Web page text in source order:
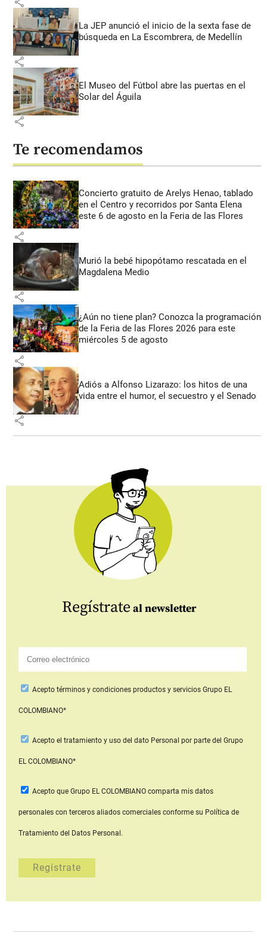
La JEP anunció el inicio de la sexta fase de
búsqueda en La Escombrera, de Medellín
share
El Museo del Fútbol abre las puertas en el
Solar del Águila
share
Te recomendamos
Concierto gratuito de Arelys Henao, tablado
en el Centro y recorridos por Santa Elena
este 6 de agosto en la Feria de las Flores
share
Murió la bebé hipopótamo rescatada en el
Magdalena Medio
share
¿Aún no tiene plan? Conozca la programación
de la Feria de las Flores 2026 para este
miércoles 5 de agosto
share
Adiós a Alfonso Lizarazo: los hitos de una
vida entre el humor, el secuestro y el Senado
share
Regístrate al newsletter
Aceptotérminos y condiciones productos y serviciosGrupo EL
COLOMBIANO*
Acepto el tratamiento y uso del dato Personal por parte del Grupo
EL COLOMBIANO*
Acepto que Grupo EL COLOMBIANOcomparta mis datos
personales con terceros aliados comerciales conforme su Política de
Tratamiento del Datos Personal.